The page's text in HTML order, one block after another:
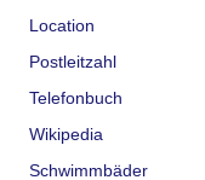
Location
Postleitzahl
Telefonbuch
Wikipedia
Schwimmbäder